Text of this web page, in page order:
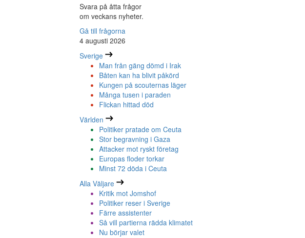
Svara på åtta frågor
om veckans nyheter.
Gå till frågorna
4 augusti 2026
Sverige
Man från gäng dömd i Irak
Båten kan ha blivit påkörd
Kungen på scouternas läger
Många tusen i paraden
Flickan hittad död
Världen
Politiker pratade om Ceuta
Stor begravning i Gaza
Attacker mot ryskt företag
Europas floder torkar
Minst 72 döda i Ceuta
Alla Väljare
Kritik mot Jomshof
Politiker reser i Sverige
Färre assistenter
Så vill partierna rädda klimatet
Nu börjar valet